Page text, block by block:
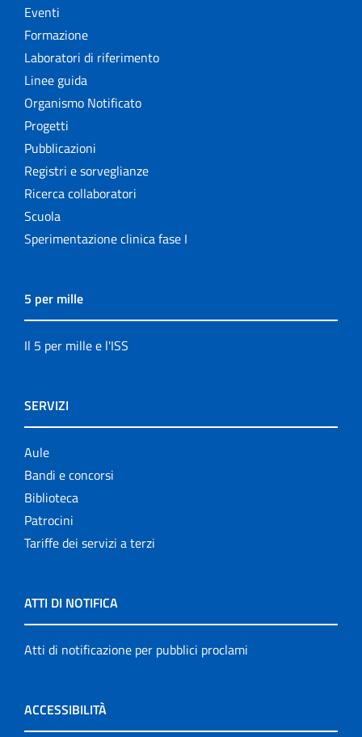
Eventi
Formazione
Laboratori di riferimento
Linee guida
Organismo Notificato
Progetti
Pubblicazioni
Registri e sorveglianze
Ricerca collaboratori
Scuola
Sperimentazione clinica fase I
5 per mille
Il 5 per mille e l'ISS
SERVIZI
Aule
Bandi e concorsi
Biblioteca
Patrocini
Tariffe dei servizi a terzi
ATTI DI NOTIFICA
Atti di notificazione per pubblici proclami
ACCESSIBILITÀ